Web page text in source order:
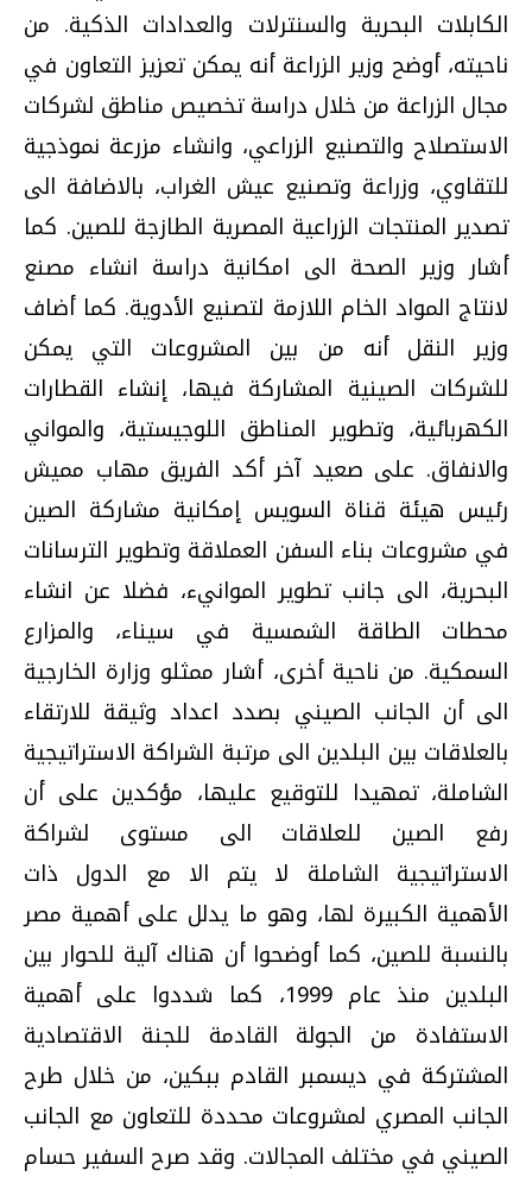
الكابلات البحرية والسنترلات والعدادات الذكية. من
ناحيته، أوضح وزير الزراعة أنه يمكن تعزيز التعاون في
مجال الزراعة من خلال دراسة تخصيص مناطق لشركات
الاستصلاح والتصنيع الزراعي، وانشاء مزرعة نموذجية
للتقاوي، وزراعة وتصنيع عيش الغراب، بالاضافة الى
تصدير المنتجات الزراعية المصرية الطازجة للصين. كما
أشار وزير الصحة الى امكانية دراسة انشاء مصنع
لانتاج المواد الخام اللازمة لتصنيع الأدوية. كما أضاف
وزير النقل أنه من بين المشروعات التي يمكن
للشركات الصينية المشاركة فيها، إنشاء القطارات
الكهربائية، وتطوير المناطق اللوجيستية، والمواني
والانفاق. على صعيد آخر أكد الفريق مهاب مميش
رئيس هيئة قناة السويس إمكانية مشاركة الصين
في مشروعات بناء السفن العملاقة وتطوير الترسانات
البحرية، الى جانب تطوير الموانيء، فضلا عن انشاء
محطات الطاقة الشمسية في سيناء، والمزارع
السمكية. من ناحية أخرى، أشار ممثلو وزارة الخارجية
الى أن الجانب الصيني بصدد اعداد وثيقة للارتقاء
بالعلاقات بين البلدين الى مرتبة الشراكة الاستراتيجية
الشاملة، تمهيدا للتوقيع عليها، مؤكدين على أن
رفع الصين للعلاقات الى مستوى لشراكة
الاستراتيجية الشاملة لا يتم الا مع الدول ذات
الأهمية الكبيرة لها، وهو ما يدلل على أهمية مصر
بالنسبة للصين، كما أوضحوا أن هناك آلية للحوار بين
البلدين منذ عام 1999، كما شددوا على أهمية
الاستفادة من الجولة القادمة للجنة الاقتصادية
المشتركة في ديسمبر القادم ببكين، من خلال طرح
الجانب المصري لمشروعات محددة للتعاون مع الجانب
الصيني في مختلف المجالات. وقد صرح السفير حسام